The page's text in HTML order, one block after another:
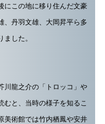
にこの地に移り住んだ文豪
、丹羽文雄、大岡昇平ら多
ました。
川龍之介の「トロッコ」や
むと、当時の様子を知るこ
美術館では竹内栖鳳や安井